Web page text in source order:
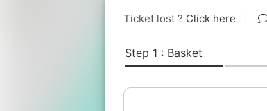
l’enfouissement et du
l’atelier.
de ressources au
sensibilisant sur les